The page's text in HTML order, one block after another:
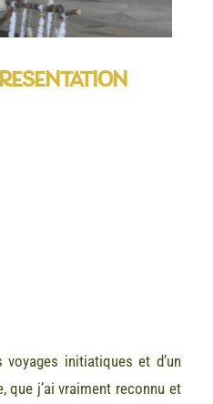
initiatiques et d’un
que j’ai vraiment reconnu et